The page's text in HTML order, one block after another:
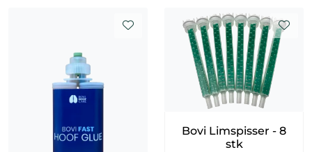
Bovi Limspisser - 8
stk